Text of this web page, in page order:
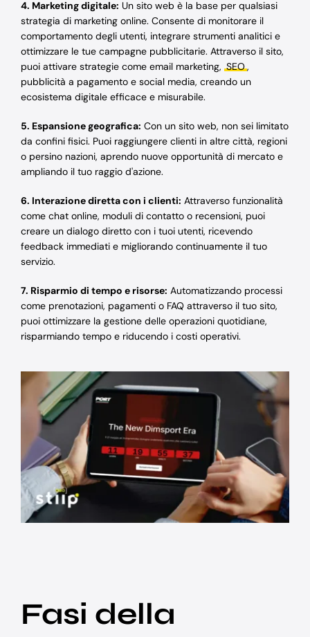
4. Marketing digitale: Un sito web è la base per qualsiasi
strategia di marketing online. Consente di monitorare il
comportamento degli utenti, integrare strumenti analitici e
ottimizzare le tue campagne pubblicitarie. Attraverso il sito,
puoi attivare strategie come email marketing, SEO,
pubblicità a pagamento e social media, creando un
ecosistema digitale efficace e misurabile.
5. Espansione geografica: Con un sito web, non sei limitato
da confini fisici. Puoi raggiungere clienti in altre città, regioni
o persino nazioni, aprendo nuove opportunità di mercato e
ampliando il tuo raggio d'azione.
6. Interazione diretta con i clienti: Attraverso funzionalità
come chat online, moduli di contatto o recensioni, puoi
creare un dialogo diretto con i tuoi utenti, ricevendo
feedback immediati e migliorando continuamente il tuo
servizio.
7. Risparmio di tempo e risorse: Automatizzando processi
come prenotazioni, pagamenti o FAQ attraverso il tuo sito,
puoi ottimizzare la gestione delle operazioni quotidiane,
risparmiando tempo e riducendo i costi operativi.
Fasi della